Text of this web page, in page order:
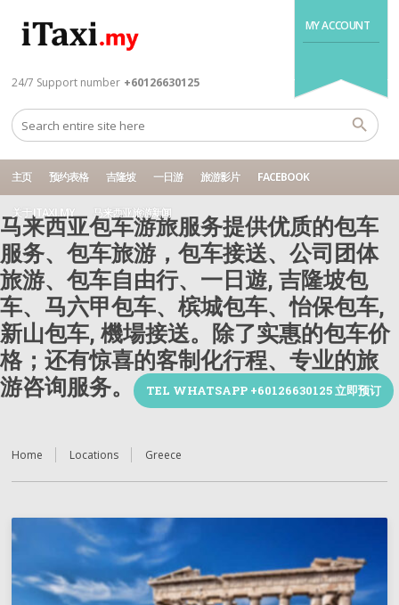
MY ACCOUNT
24/7 Support number +60126630125
主页 预约表格 吉隆坡 一日游 旅游影片 FACEBOOK
关于 ITAXI.MY 马来西亚旅游新闻
马来西亚包车游旅服务提供优质的包车
服务、包车旅游，包车接送、公司团体
旅游、包车自由行、一日遊, 吉隆坡包
车、马六甲包车、槟城包车、怡保包车,
新山包车, 機場接送。除了实惠的包车价
格；还有惊喜的客制化行程、专业的旅
游咨询服务。
TEL WHATSAPP +60126630125 立即预订
Home Locations Greece